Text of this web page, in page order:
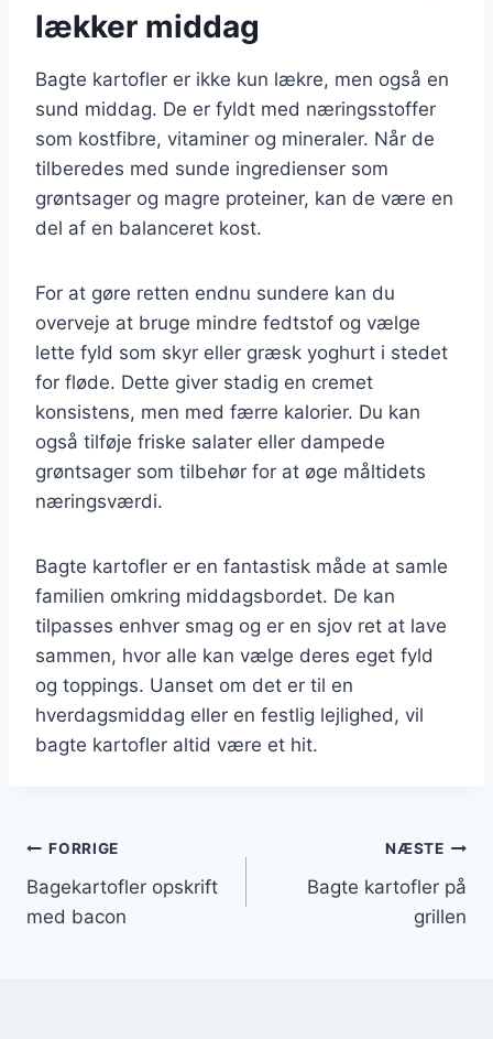
lækker middag
Bagte kartofler er ikke kun lækre, men også en
sund middag. De er fyldt med næringsstoffer
som kostfibre, vitaminer og mineraler. Når de
tilberedes med sunde ingredienser som
grøntsager og magre proteiner, kan de være en
del af en balanceret kost.
For at gøre retten endnu sundere kan du
overveje at bruge mindre fedtstof og vælge
lette fyld som skyr eller græsk yoghurt i stedet
for fløde. Dette giver stadig en cremet
konsistens, men med færre kalorier. Du kan
også tilføje friske salater eller dampede
grøntsager som tilbehør for at øge måltidets
næringsværdi.
Bagte kartofler er en fantastisk måde at samle
familien omkring middagsbordet. De kan
tilpasses enhver smag og er en sjov ret at lave
sammen, hvor alle kan vælge deres eget fyld
og toppings. Uanset om det er til en
hverdagsmiddag eller en festlig lejlighed, vil
bagte kartofler altid være et hit.
Indlægsnavigation
FORRIGE
Bagekartofler opskrift
med bacon
NÆSTE
Bagte kartofler på
grillen